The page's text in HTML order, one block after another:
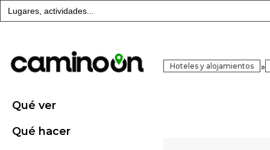
Buscar:
Qué ver
Qué hacer
Hoteles y alojamientos »